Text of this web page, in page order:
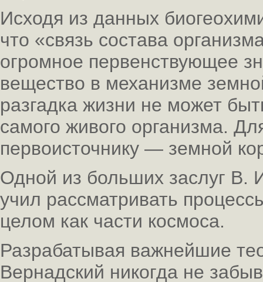
Исходя из данных
что «связь состава
огромное первенствующее
вещество в механизме
разгадка жизни не может
самого живого организма.
первоисточнику — земной
Одной из больших заслуг В.
учил рассматривать
целом как части космоса.
Разрабатывая важнейшие
Вернадский никогда не